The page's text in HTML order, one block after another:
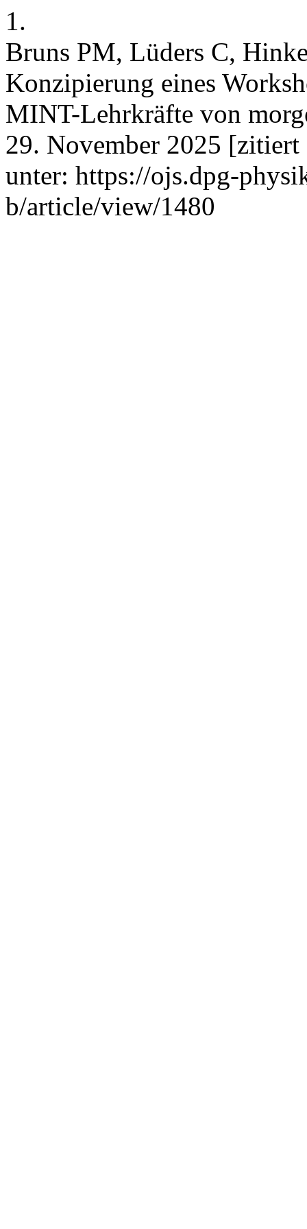
1.
Bruns PM, Lüders C,
Konzipierung eines
MINT-Lehrkräfte von
29. November 2025
unter: https://ojs.dpg-
b/article/view/1480